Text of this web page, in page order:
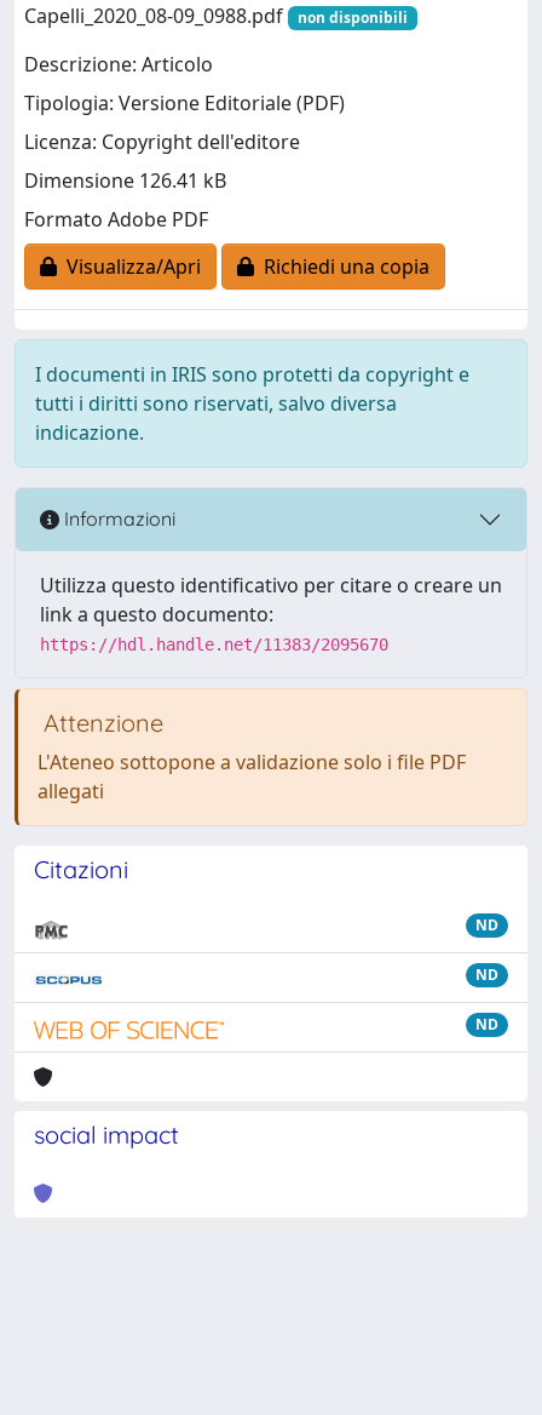
Capelli_2020_08-09_0988.pdf
non disponibili
Descrizione: Articolo
Tipologia: Versione Editoriale (PDF)
Licenza: Copyright dell'editore
Dimensione 126.41 kB
Formato Adobe PDF
Visualizza/Apri
Richiedi una copia
I documenti in IRIS sono protetti da copyright e
tutti i diritti sono riservati, salvo diversa
indicazione.
Informazioni
Utilizza questo identificativo per citare o creare un
link a questo documento:
https://hdl.handle.net/11383/2095670
Attenzione
L'Ateneo sottopone a validazione solo i file PDF
allegati
Citazioni
ND
ND
ND
social impact